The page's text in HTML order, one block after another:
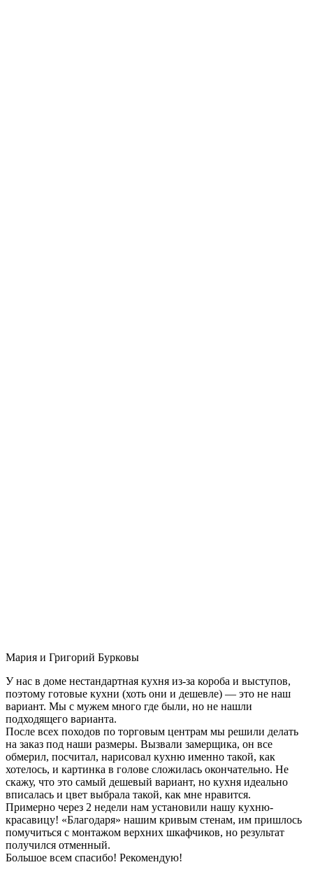
Мария и Григорий Бурковы
У нас в доме нестандартная кухня из-за короба и выступов,
поэтому готовые кухни (хоть они и дешевле) — это не наш
вариант. Мы с мужем много где были, но не нашли
подходящего варианта.
После всех походов по торговым центрам мы решили делать
на заказ под наши размеры. Вызвали замерщика, он все
обмерил, посчитал, нарисовал кухню именно такой, как
хотелось, и картинка в голове сложилась окончательно. Не
скажу, что это самый дешевый вариант, но кухня идеально
вписалась и цвет выбрала такой, как мне нравится.
Примерно через 2 недели нам установили нашу кухню-
красавицу! «Благодаря» нашим кривым стенам, им пришлось
помучиться с монтажом верхних шкафчиков, но результат
получился отменный.
Большое всем спасибо! Рекомендую!